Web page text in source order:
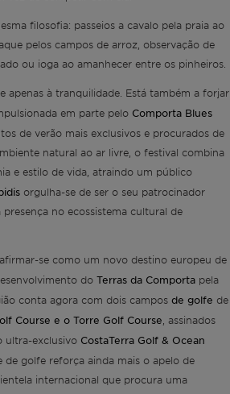
filosofia: passeios a cavalo pela praia ao
pelos campos de arroz, observação de
ou ioga ao amanhecer entre os pinheiros.
apenas à tranquilidade. Está também a forjar
em parte pelo Comporta Blues
de verão mais exclusivos e procurados de
natural ao ar livre, o festival combina
e estilo de vida, atraindo um público
orgulha-se de ser o seu patrocinador
no ecossistema cultural de
se como um novo destino europeu de
do Terras da Comporta pela
conta agora com dois campos de golfe de
Course e o Torre Golf Course , assinados
ultra-exclusivo CostaTerra Golf & Ocean
de golfe reforça ainda mais o apelo de
internacional que procura uma